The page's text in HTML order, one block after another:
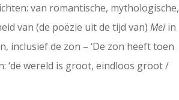
van romantische, mythologische,
van (de poëzie uit de tijd van)Mei in
inclusief de zon – ‘De zon heeft toen
‘de wereld is groot, eindloos groot /